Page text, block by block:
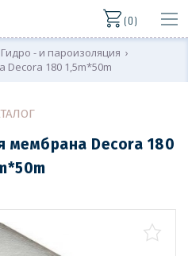
( 0 )
Гидро - и пароизоляция ›
180 1,5m*50m
мембрана Decora 180